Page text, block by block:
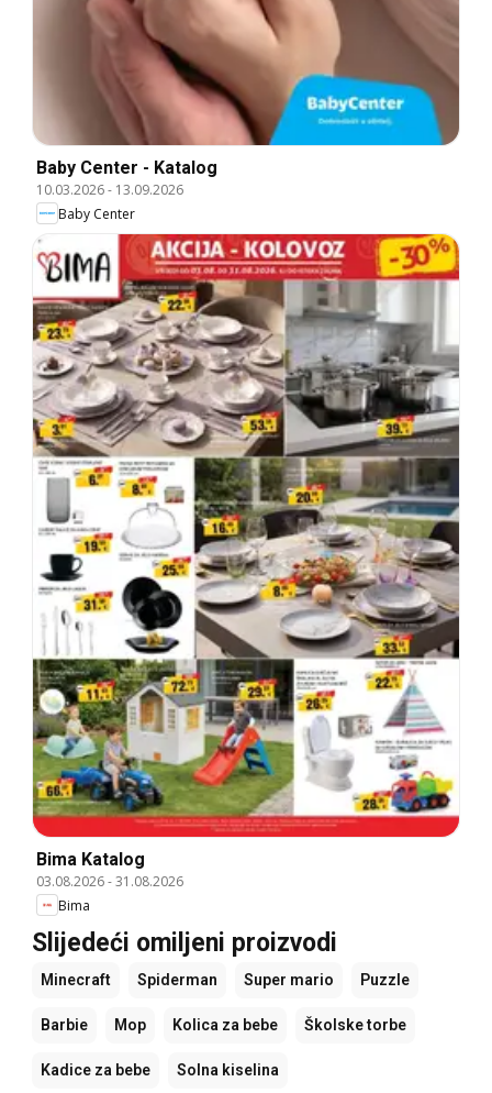
Baby Center - Katalog
10.03.2026- 13.09.2026
Baby Center
Bima Katalog
03.08.2026-31.08.2026
Bima
Slijedeći omiljeni proizvodi
Minecraft Spiderman Super mario Puzzle
Barbie Mop Kolica za bebe Školske torbe
Kadice za bebe Solna kiselina